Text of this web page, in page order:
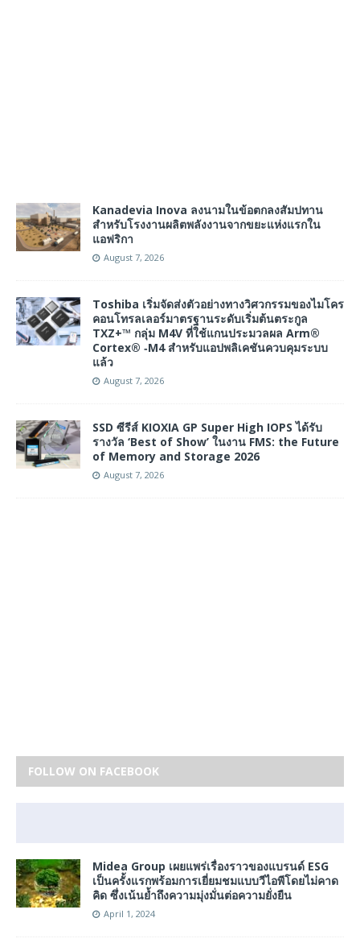
Kanadevia Inova ลงนามในข้อตกลงสัมปทาน
สำหรับโรงงานผลิตพลังงานจากขยะแห่งแรกใน
แอฟริกา
August 7, 2026
Toshiba เริ่มจัดส่งตัวอย่างทางวิศวกรรมของไมโคร
คอนโทรลเลอร์มาตรฐานระดับเริ่มต้นตระกูล
TXZ+™ กลุ่ม M4V ที่ใช้แกนประมวลผล Arm®
Cortex® ‑M4 สำหรับแอปพลิเคชันควบคุมระบบ
แล้ว
August 7, 2026
SSD ซีรีส์ KIOXIA GP Super High IOPS ได้รับ
รางวัล ‘Best of Show’ ในงาน FMS: the Future
of Memory and Storage 2026
August 7, 2026
FOLLOW ON FACEBOOK
Midea Group เผยแพร่เรื่องราวของแบรนด์ ESG
เป็นครั้งแรกพร้อมการเยี่ยมชมแบบวีไอพีโดยไม่คาด
คิด ซึ่งเน้นย้ำถึงความมุ่งมั่นต่อความยั่งยืน
April 1, 2024